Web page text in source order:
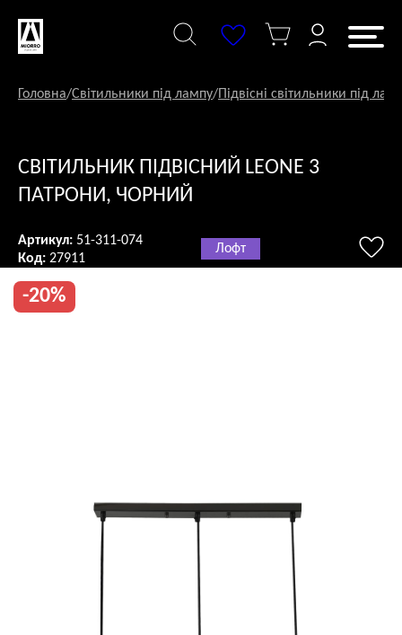
змісту
Головна/Світильники під лампу/ Підвісні світильники під
СВІТИЛЬНИК ПІДВІСНИЙ LEONE 3
ПАТРОНИ, ЧОРНИЙ
Артикул: 51-311-074
Код: 27911
Лофт
-20%